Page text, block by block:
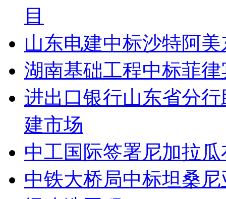
目
山东电建中标沙特阿
湖南基础工程中标菲
进出口银行山东省分
建市场
中工国际签署尼加拉
中铁大桥局中标坦桑